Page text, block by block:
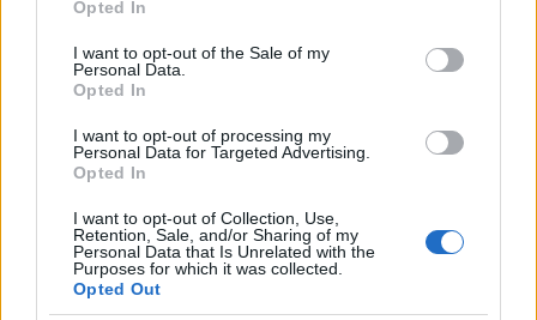
use your data for below specified purposes in below Google
consent section.
Opted In
I want to opt-out of the Sale of my
Personal Data.
Opted In
I want to opt-out of processing my
Personal Data for Targeted Advertising.
Opted In
I want to opt-out of Collection, Use,
Retention, Sale, and/or Sharing of my
Personal Data that Is Unrelated with the
Purposes for which it was collected.
Opted Out
λεμονάδες, καφέδες, αλκοόλ και ή ανθρακικό. Κάτι
τέτοιο όμως σε καθημερινή βάση μπορεί να φθείρει
τα δόντια και να αποδυναμώσει τον σμάλτο. Γι'
αυτό και οι ειδικοί συνιστούν να χρησιμοποιούμε
όσο γίνεται ένα επαναχρησιμοποιούμενο καλαμάκι,
για να μην υπάρχει άμεση επαφή των οξέων από
το ρόφημα, με τα δόντια.